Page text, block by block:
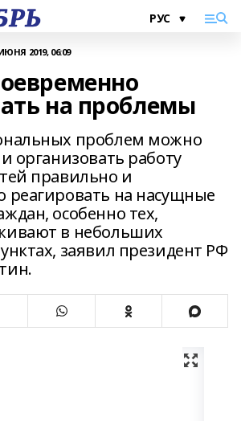
2019, 06:09
на проблемы
проблем можно
организовать работу
правильно и
реагировать на насущные
особенно тех,
в небольших
заявил президент РФ